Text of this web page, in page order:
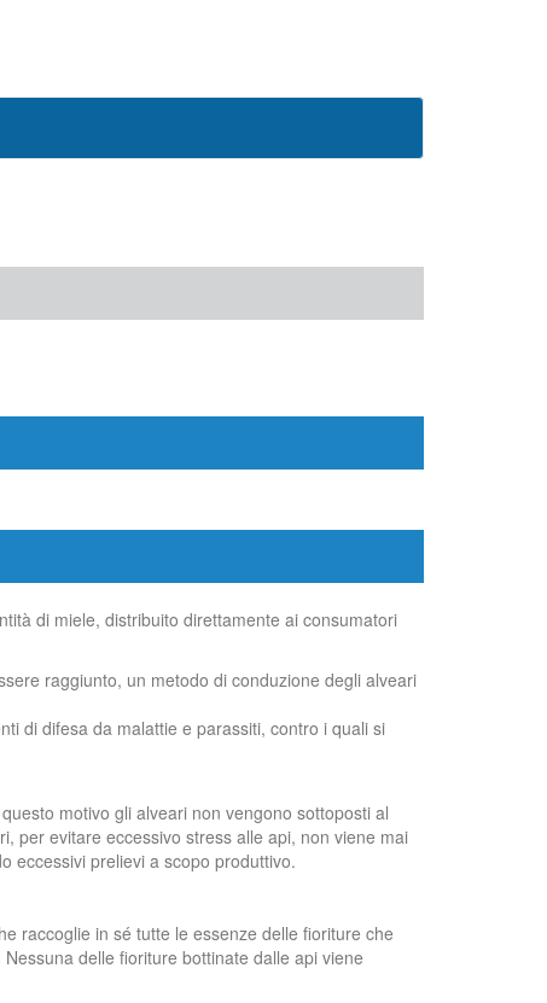
di miele, distribuito direttamente ai consumatori
raggiunto, un metodo di conduzione degli alveari
di difesa da malattie e parassiti, contro i quali si
motivo gli alveari non vengono sottoposti al
per evitare eccessivo stress alle api, non viene mai
eccessivi prelievi a scopo produttivo.
raccoglie in sé tutte le essenze delle fioriture che
delle fioriture bottinate dalle api viene